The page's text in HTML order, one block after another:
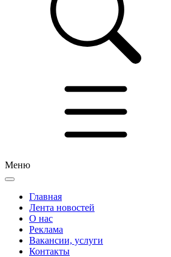
Меню
Главная
Лента новостей
О нас
Реклама
Вакансии, услуги
Контакты